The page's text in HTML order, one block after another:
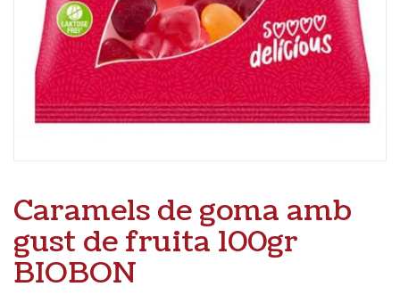
Caramels de goma amb
gust de fruita 100gr
BIOBON